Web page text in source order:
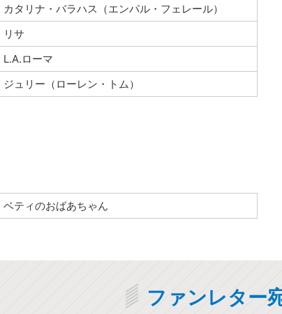
カタリナ・バラハス（エンパル・フェレール）
リサ
L.A.ローマ
ジュリー（ローレン・トム）
ベティのおばあちゃん
ファンレター